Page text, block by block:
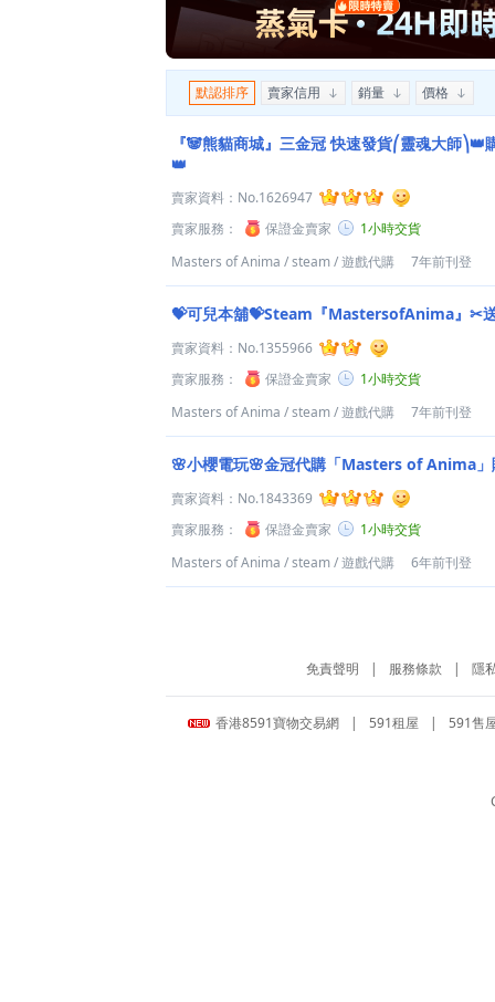
默認排序 賣家信用 銷量 價格
『🐼熊貓商城』三金冠 快速發貨⎛靈魂大師⎞👑
👑
賣家資料： No.1626947
賣家服務：
保證金賣家
1小時交貨
Masters of Anima /steam/遊戲代購 7年前刊登
💝可兒本舖💝Steam『MastersofAnima』✂
賣家資料： No.1355966
賣家服務：
保證金賣家
1小時交貨
Masters of Anima /steam/遊戲代購 7年前刊登
🌸小櫻電玩🌸金冠代購「Masters of Anima」
賣家資料： No.1843369
賣家服務：
保證金賣家
1小時交貨
Masters of Anima /steam/遊戲代購 6年前刊登
免責聲明 | 服務條款 | 隱
香港8591寶物交易網 | 591租屋 | 591售